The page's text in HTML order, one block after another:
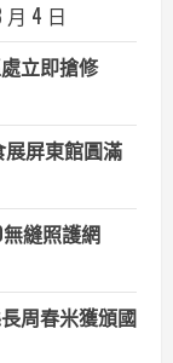
月 4 日
立即搶修
屏東館圓滿
縫照護網
周春米獲頒國